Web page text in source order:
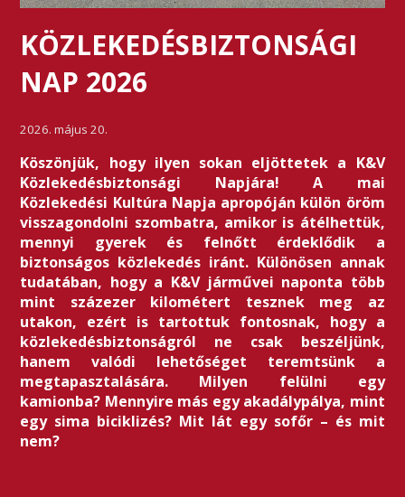
KÖZLEKEDÉSBIZTONSÁGI
NAP 2026
2026. május 20.
Köszönjük, hogy ilyen sokan eljöttetek a K&V
Közlekedésbiztonsági Napjára! A mai
Közlekedési Kultúra Napja apropóján külön öröm
visszagondolni szombatra, amikor is átélhettük,
mennyi gyerek és felnőtt érdeklődik a
biztonságos közlekedés iránt. Különösen annak
tudatában, hogy a K&V járművei naponta több
mint százezer kilométert tesznek meg az
utakon, ezért is tartottuk fontosnak, hogy a
közlekedésbiztonságról ne csak beszéljünk,
hanem valódi lehetőséget teremtsünk a
megtapasztalására. Milyen felülni egy
kamionba? Mennyire más egy akadálypálya, mint
egy sima biciklizés? Mit lát egy sofőr – és mit
nem?